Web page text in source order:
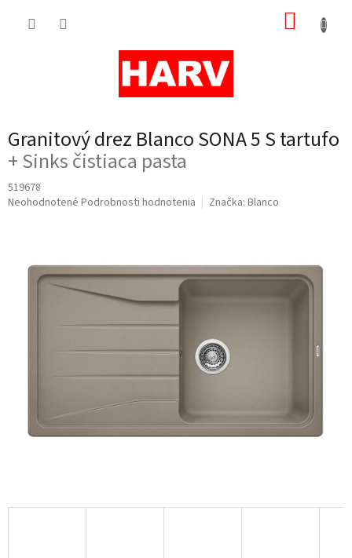
Granitový drez Blanco SONA 5 S tartufo
+ Sinks čistiaca pasta
519678
Priemerné
Neohodnotené Podrobnosti hodnotenia Značka: Blanco